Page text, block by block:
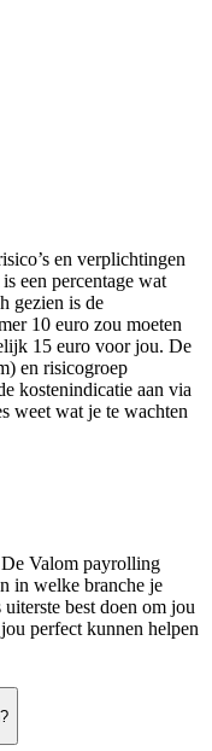
en verplichtingen
een percentage wat
gezien is de
10 euro zou moeten
15 euro voor jou. De
en risicogroep
kostenindicatie aan via
weet wat je te wachten
Valom payrolling
in welke branche je
best doen om jou
perfect kunnen helpen